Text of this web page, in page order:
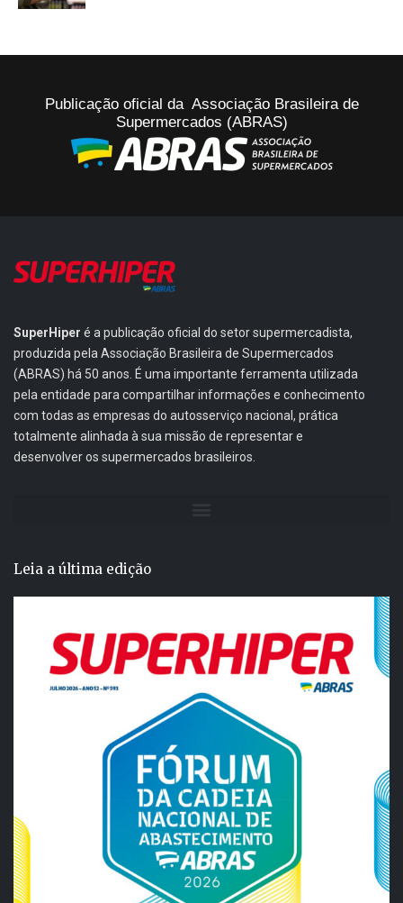
Publicação oficial da Associação Brasileira de
Supermercados (ABRAS)
SuperHiper é a publicação oficial do setor supermercadista,
produzida pela Associação Brasileira de Supermercados
(ABRAS) há 50 anos. É uma importante ferramenta utilizada
pela entidade para compartilhar informações e conhecimento
com todas as empresas do autosserviço nacional, prática
totalmente alinhada à sua missão de representar e
desenvolver os supermercados brasileiros.
Leia a última edição